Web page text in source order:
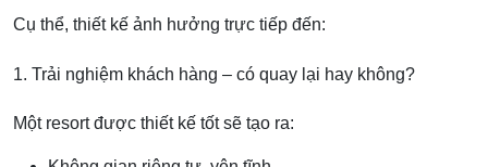
Cụ thể, thiết kế ảnh hưởng trực tiếp đến:
1. Trải nghiệm khách hàng – có quay lại hay không?
Một resort được thiết kế tốt sẽ tạo ra: